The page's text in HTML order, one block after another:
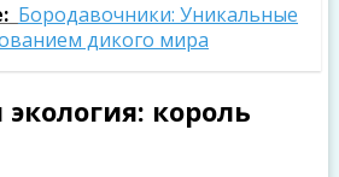
Бородавочники: Уникальные
дикого мира
король